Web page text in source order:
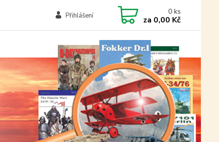
Přihlášení 0 ks
za 0,00 Kč